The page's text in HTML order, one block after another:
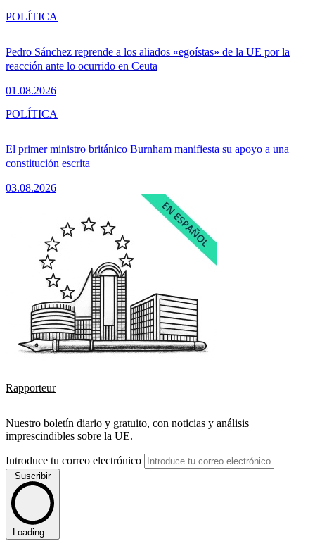
Pedro Sánchez reprende a los aliados «egoístas» de la UE por la
reacción ante lo ocurrido en Ceuta
01.08.2026
POLÍTICA
El primer ministro británico Burnham manifiesta su apoyo a una
constitución escrita
03.08.2026
POLÍTICA
Rapporteur
Nuestro boletín diario y gratuito, con noticias y análisis
imprescindibles sobre la UE.
Introduce tu correo electrónico
Suscribir
Loading...